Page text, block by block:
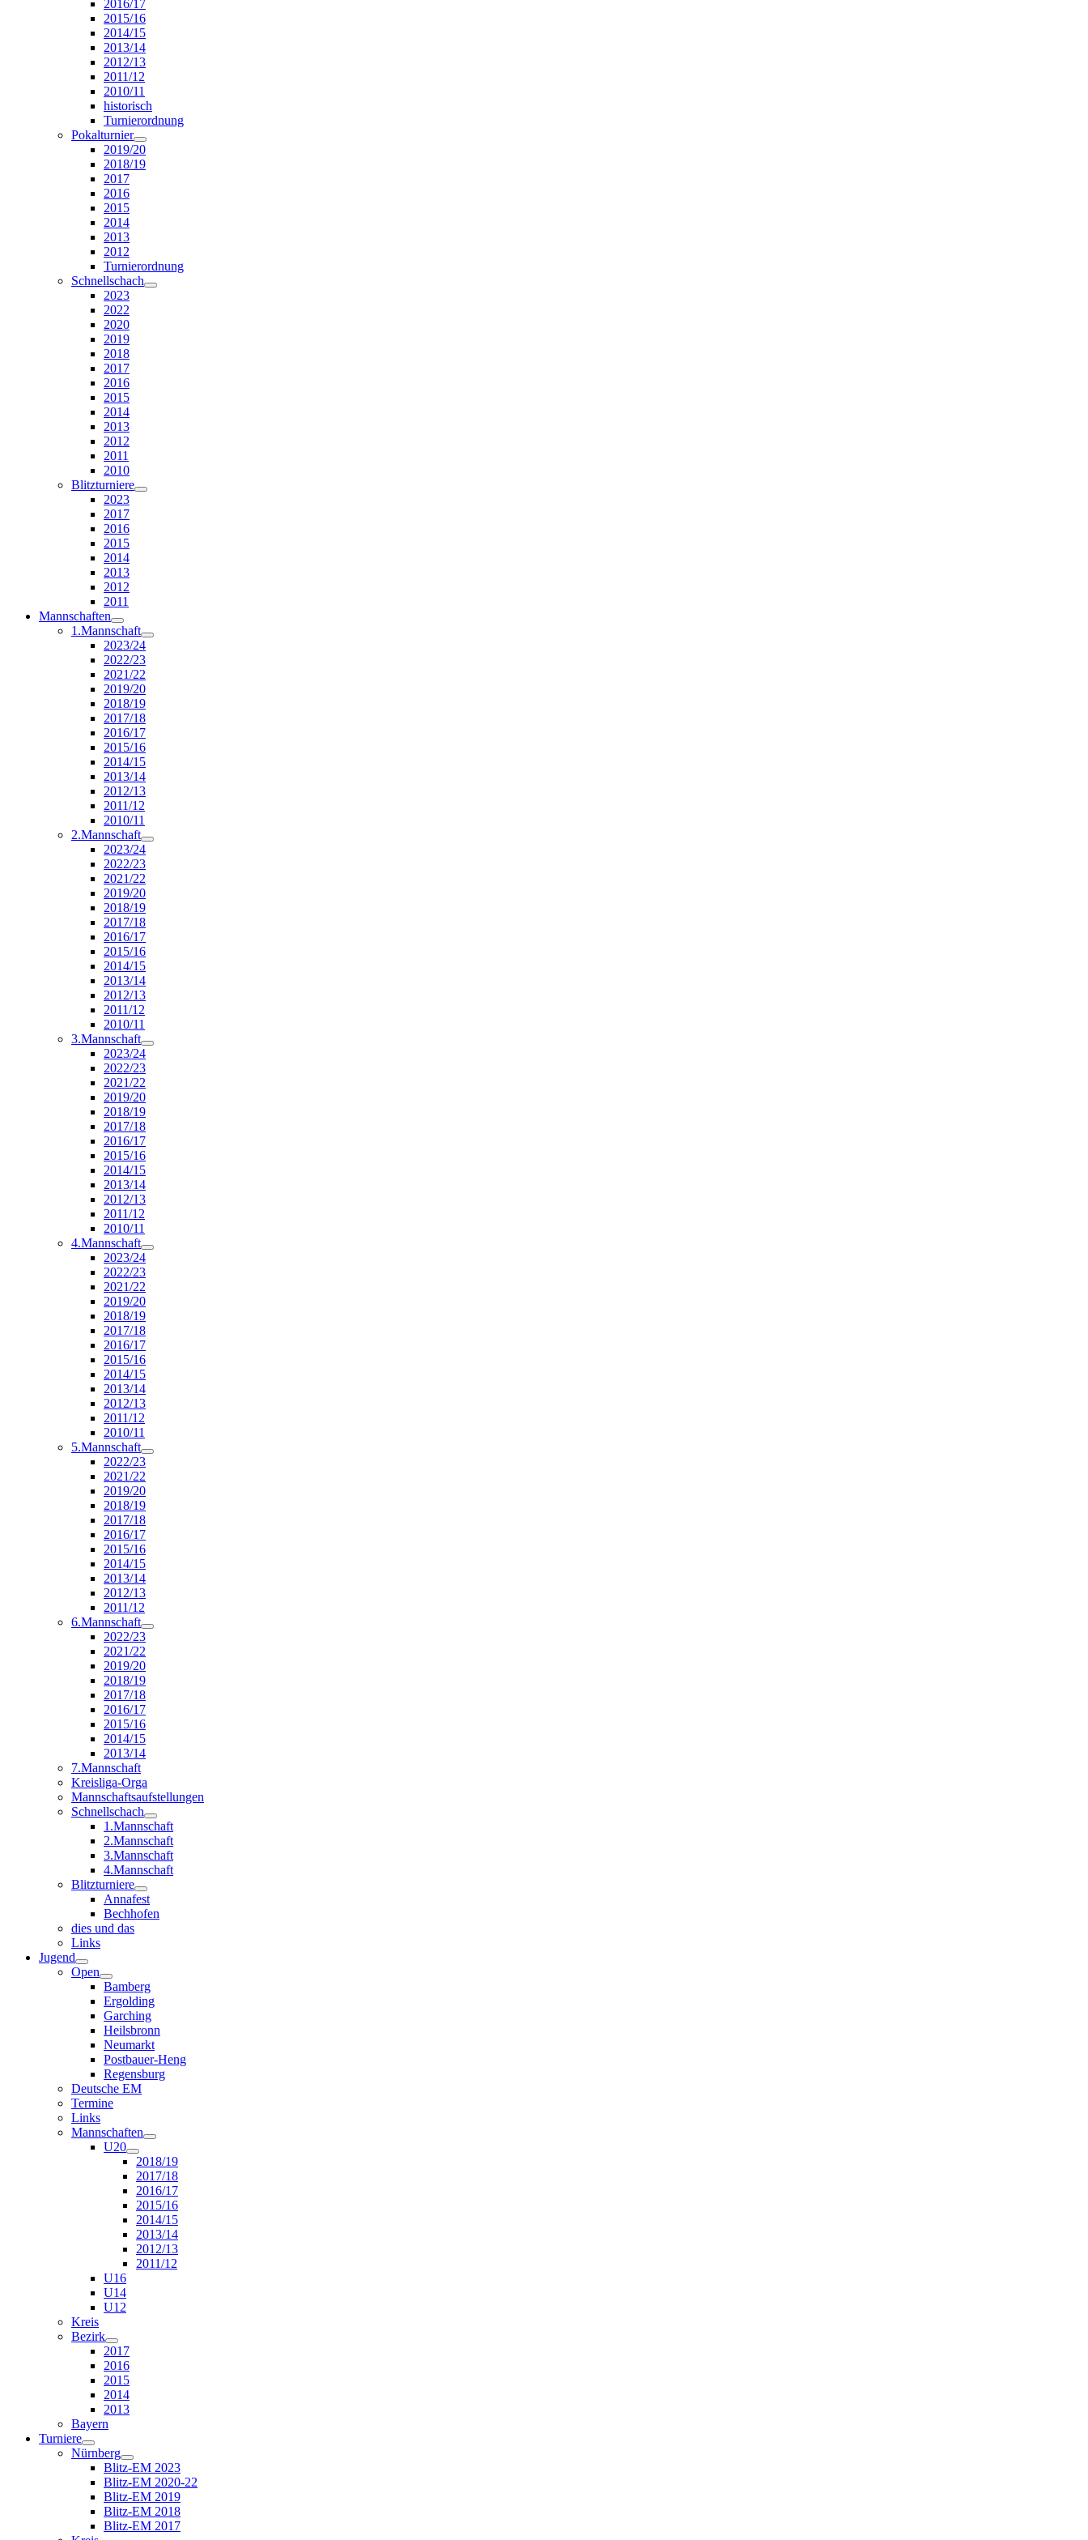
2016/17
2015/16
2014/15
2013/14
2012/13
2011/12
2010/11
historisch
Turnierordnung
Pokalturnier
2019/20
2018/19
2017
2016
2015
2014
2013
2012
Turnierordnung
Schnellschach
2023
2022
2020
2019
2018
2017
2016
2015
2014
2013
2012
2011
2010
Blitzturniere
2023
2017
2016
2015
2014
2013
2012
2011
Mannschaften
1.Mannschaft
2023/24
2022/23
2021/22
2019/20
2018/19
2017/18
2016/17
2015/16
2014/15
2013/14
2012/13
2011/12
2010/11
2.Mannschaft
2023/24
2022/23
2021/22
2019/20
2018/19
2017/18
2016/17
2015/16
2014/15
2013/14
2012/13
2011/12
2010/11
3.Mannschaft
2023/24
2022/23
2021/22
2019/20
2018/19
2017/18
2016/17
2015/16
2014/15
2013/14
2012/13
2011/12
2010/11
4.Mannschaft
2023/24
2022/23
2021/22
2019/20
2018/19
2017/18
2016/17
2015/16
2014/15
2013/14
2012/13
2011/12
2010/11
5.Mannschaft
2022/23
2021/22
2019/20
2018/19
2017/18
2016/17
2015/16
2014/15
2013/14
2012/13
2011/12
6.Mannschaft
2022/23
2021/22
2019/20
2018/19
2017/18
2016/17
2015/16
2014/15
2013/14
7.Mannschaft
Kreisliga-Orga
Mannschaftsaufstellungen
Schnellschach
1.Mannschaft
2.Mannschaft
3.Mannschaft
4.Mannschaft
Blitzturniere
Annafest
Bechhofen
dies und das
Links
Jugend
Open
Bamberg
Ergolding
Garching
Heilsbronn
Neumarkt
Postbauer-Heng
Regensburg
Deutsche EM
Termine
Links
Mannschaften
U20
2018/19
2017/18
2016/17
2015/16
2014/15
2013/14
2012/13
2011/12
U16
U14
U12
Kreis
Bezirk
2017
2016
2015
2014
2013
Bayern
Turniere
Nürnberg
Blitz-EM 2023
Blitz-EM 2020-22
Blitz-EM 2019
Blitz-EM 2018
Blitz-EM 2017